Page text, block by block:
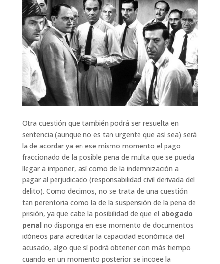
Otra cuestión que también podrá ser resuelta en
sentencia (aunque no es tan urgente que así sea) será
la de acordar ya en ese mismo momento el pago
fraccionado de la posible pena de multa que se pueda
llegar a imponer, así como de la indemnización a
pagar al perjudicado (responsabilidad civil derivada del
delito). Como decimos, no se trata de una cuestión
tan perentoria como la de la suspensión de la pena de
prisión, ya que cabe la posibilidad de que el abogado
penal no disponga en ese momento de documentos
idóneos para acreditar la capacidad económica del
acusado, algo que sí podrá obtener con más tiempo
cuando en un momento posterior se incoee la